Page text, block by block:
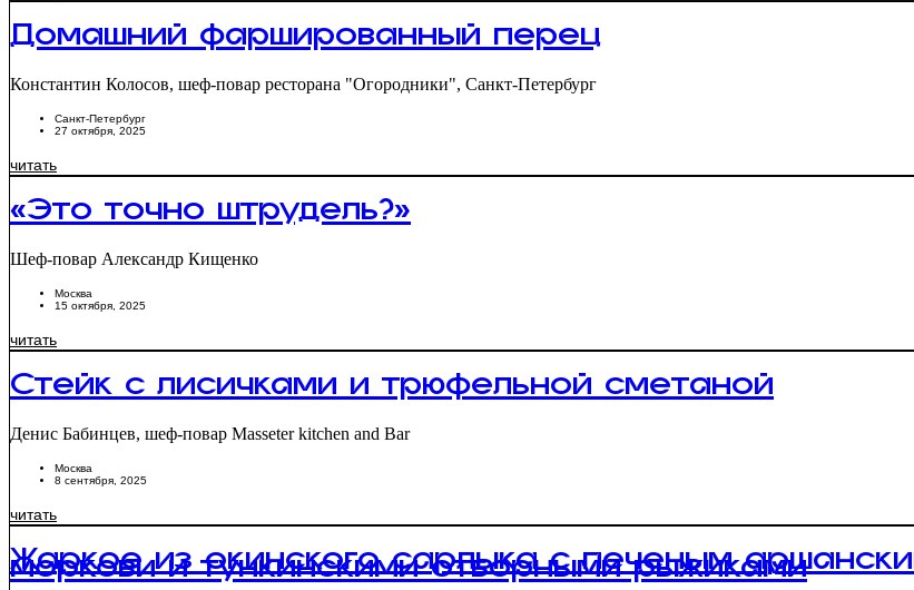
Домашний фаршированный перец
Константин Колосов, шеф-повар ресторана "Огородники", Санкт-Петербург
Санкт-Петербург
27 октября, 2025
читать
«Это точно штрудель?»
Шеф-повар Александр Кищенко
Москва
15 октября, 2025
читать
Стейк с лисичками и трюфельной сметаной
Денис Бабинцев, шеф-повар Masseter kitchen and Bar
Москва
8 сентября, 2025
читать
Жаркое из окинского сарлыка с печеным
моркови и тункинскими отборными рыжиками